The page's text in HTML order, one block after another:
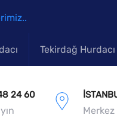
Tekirdağ Hurdacı
24 60
Merkez